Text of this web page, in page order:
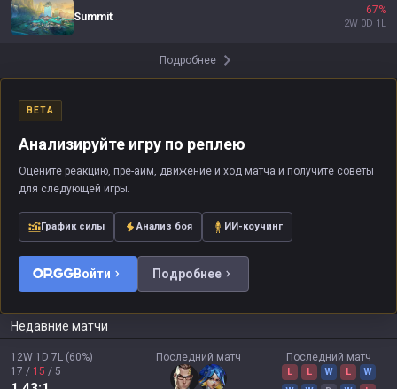
Summit
67%
2W 0D 1 L
Подробнее
BETA
Анализируйте игру по реплею
Оцените реакцию, пре-аим, движение и ход матча и получите советы
для следующей игры.
График силы Анализ боя ИИ-коучинг
Войти Подробнее
Недавние матчи
12W 1D 7L (60%)
17 / 15 / 5
Последний матч Последний матч
L L W L
W